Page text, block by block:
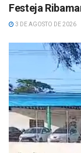
Festeja
3 DE AGOSTO DE 2026